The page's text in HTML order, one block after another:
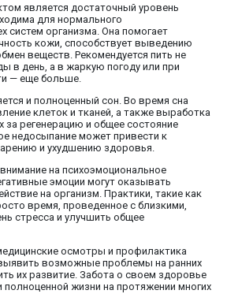
является достаточный уровень
для нормального
систем организма. Она помогает
кожи, способствует выведению
веществ. Рекомендуется пить не
в день, а в жаркую погоду или при
— еще больше.
и полноценный сон. Во время сна
клеток и тканей, а также выработка
регенерацию и общее состояние
недосыпание может привести к
и ухудшению здоровья.
на психоэмоциональное
эмоции могут оказывать
на организм. Практики, такие как
время, проведенное с близкими,
стресса и улучшить общее
осмотры и профилактика
возможные проблемы на ранних
их развитие. Забота о своем здоровье
полноценной жизни на протяжении многих